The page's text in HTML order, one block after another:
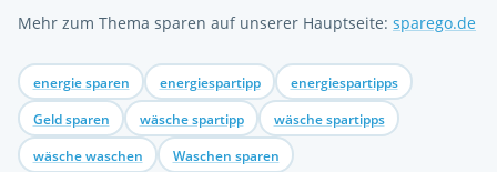
Mehr zum Thema sparen auf unserer Hauptseite: sparego.de
energie sparen energiespartipp energiespartipps
Geld sparen wäsche spartipp wäsche spartipps
wäsche waschen Waschen sparen